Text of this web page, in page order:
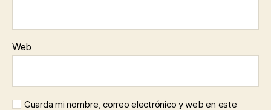
Web
Guarda mi nombre, correo electrónico y web en este